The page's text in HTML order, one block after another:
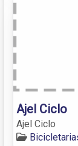
Ajel Ciclo
Ajel Ciclo